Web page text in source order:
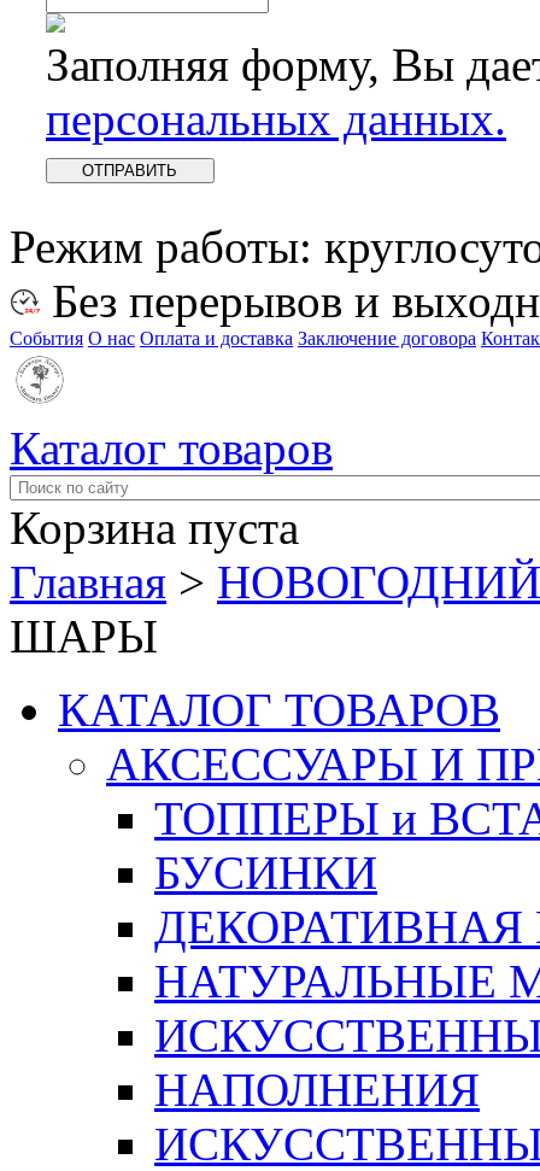
Заполняя форму, Вы
персональных данных.
Режим работы:
Без перерывов и
События О нас Оплата и доставка Заключение договора
Каталог товаров
Корзина пуста
Главная >
ШАРЫ
КАТАЛОГ ТОВАРОВ
АКСЕССУАРЫ И
ТОППЕРЫ и
БУСИНКИ
ДЕКОРАТИВНАЯ
НАТУРАЛЬНЫЕ
НАПОЛНЕНИЯ